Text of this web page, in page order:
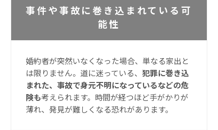
事件や事故に巻き込まれている可
能性
婚約者が突然いなくなった場合、単なる家出と
は限りません。道に迷っている、犯罪に巻き込
まれた、事故で身元不明になっているなどの危
険も考えられます。時間が経つほど手がかりが
薄れ、発見が難しくなる恐れがあります。